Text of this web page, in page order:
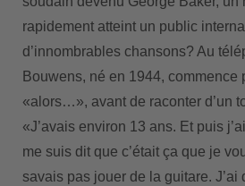
rapidement atteint un public
d’innombrables chansons? Au
Bouwens, né en 1944, commence
«alors…», avant de raconter d’un
«J’avais environ 13 ans. Et puis
me suis dit que c’était ça que je
savais pas jouer de la guitare. J’ai